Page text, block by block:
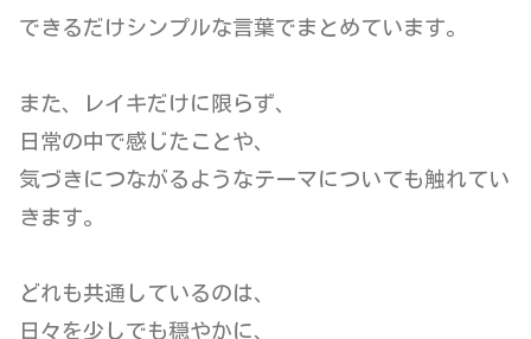
できるだけシンプルな言葉でまとめています。
また、レイキだけに限らず、
日常の中で感じたことや、
気づきにつながるようなテーマについても触れてい
きます。
どれも共通しているのは、
日々を少しでも穏やかに、